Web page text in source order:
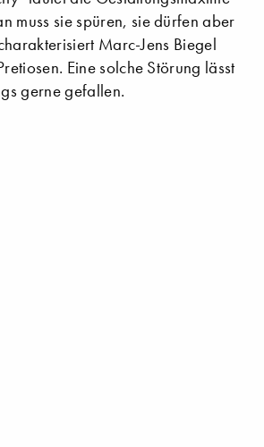
muss sie spüren, sie dürfen aber
Marc-Jens Biegel
Eine solche Störung lässt
gerne gefallen.